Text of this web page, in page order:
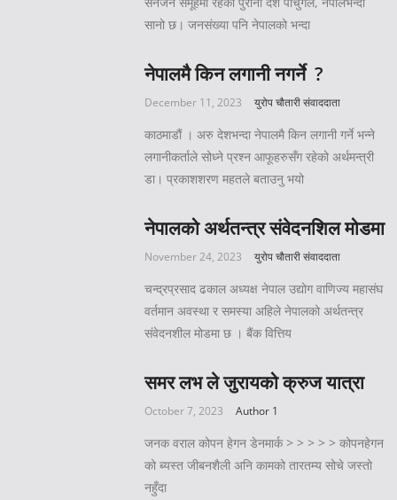
सानो छ। जनसंख्या पनि नेपालको भन्दा
नेपालमै किन लगानी नगर्ने ?
December 11, 2023 युरोप चौतारी संवाददाता
काठमाडौं । अरु देशभन्दा नेपालमै किन लगानी गर्ने भन्ने
लगानीकर्ताले सोध्ने प्रश्न आफूहरुसँग रहेको अर्थमन्त्री
डा। प्रकाशशरण महतले बताउनु भयो
नेपालको अर्थतन्त्र संवेदनशिल मोडमा
November 24, 2023 युरोप चौतारी संवाददाता
चन्द्रप्रसाद ढकाल अध्यक्ष नेपाल उद्योग वाणिज्य महासंघ
वर्तमान अवस्था र समस्या अहिले नेपालको अर्थतन्त्र
संवेदनशील मोडमा छ । बैंक वित्तिय
समर लभ ले जुरायको क्रुज यात्रा
October 7, 2023 Author 1
जनक वराल कोपन हेगन डेनमार्क > > > > > कोपनहेगन
को ब्यस्त जीबनशैली अनि कामको तारतम्य सोचे जस्तो
नहुँदा